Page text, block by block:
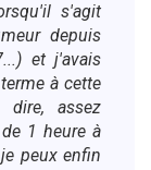
s'agit
depuis
et j'avais
à cette
dire, assez
1 heure à
peux enfin